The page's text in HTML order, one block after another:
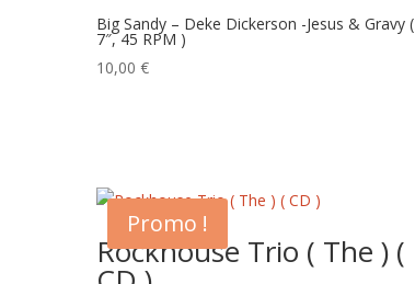
Big Sandy – Deke Dickerson -Jesus & Gravy (
7″, 45 RPM )
10,00 €
Promo !
Rockhouse Trio ( The ) (